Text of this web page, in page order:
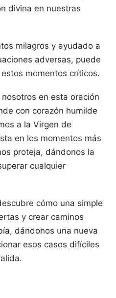
divina en nuestras
milagros y ayudado a
adversas, puede
momentos críticos.
en esta oración
con corazón humilde
a la Virgen de
en los momentos más
proteja, dándonos la
cualquier
cómo una simple
y crear caminos
dándonos una nueva
esos casos difíciles